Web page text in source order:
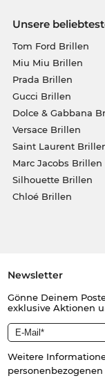
Unsere
Tom Ford Brillen
Miu Miu Brillen
Prada Brillen
Gucci Brillen
Dolce & Gabbana
Versace Brillen
Saint Laurent
Marc Jacobs Brillen
Silhouette Brillen
Chloé Brillen
Newsletter
Gönne Deinem
exklusive Aktionen
Weitere